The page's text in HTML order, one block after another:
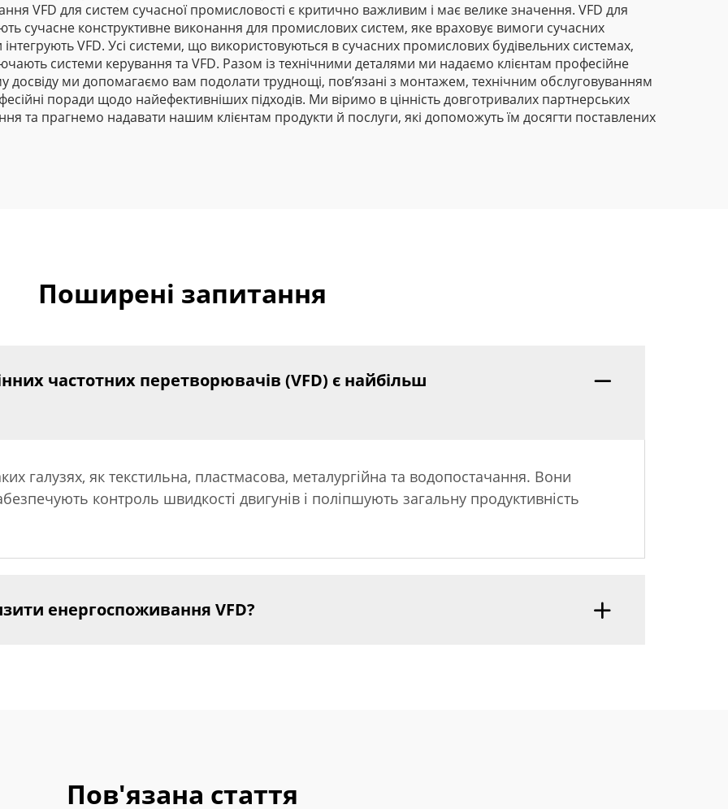
VFD для систем сучасної промисловості є критично важливим і має велике значення. VFD для
сучасне конструктивне виконання для промислових систем, яке враховує вимоги сучасних
інтегрують VFD. Усі системи, що використовуються в сучасних промислових будівельних системах,
системи керування та VFD. Разом із технічними деталями ми надаємо клієнтам професійне
ми допомагаємо вам подолати труднощі, пов’язані з монтажем, технічним обслуговуванням
поради щодо найефективніших підходів. Ми віримо в цінність довготривалих партнерських
та прагнемо надавати нашим клієнтам продукти й послуги, які допоможуть їм досягти поставлених
Поширені запитання
частотних перетворювачів (VFD) є найбільш
галузях, як текстильна, пластмасова, металургійна та водопостачання. Вони
контроль швидкості двигунів і поліпшують загальну продуктивність
енергоспоживання VFD?
Пов'язана стаття